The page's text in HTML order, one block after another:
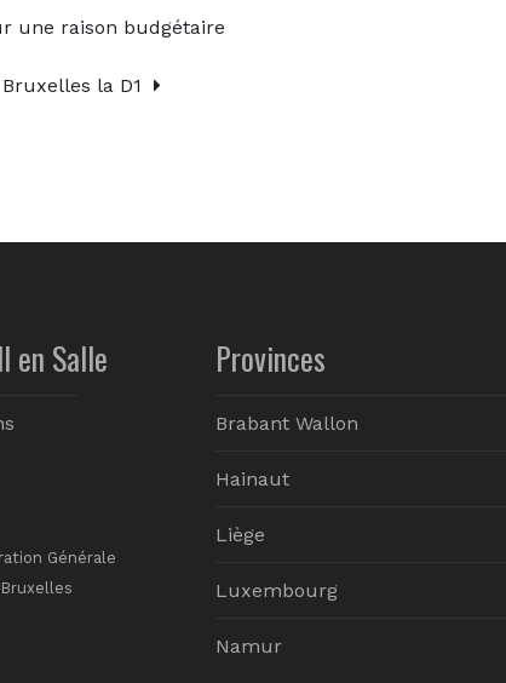
une raison budgétaire
Bruxelles la D1
en Salle
Générale
Provinces
Brabant Wallon
Hainaut
Liège
Luxembourg
Namur